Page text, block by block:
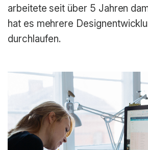
arbeitete seit über 5 Jahren
hat es mehrere
durchlaufen.